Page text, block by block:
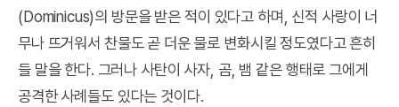
(Dominicus)의 방문을 받은 적이 있다고 하며, 신적 사랑이 너
무나 뜨거워서 찬물도 곧 더운 물로 변화시킬 정도였다고 흔히
들 말을 한다. 그러나 사탄이 사자, 곰, 뱀 같은 행태로 그에게
공격한 사례들도 있다는 것이다.